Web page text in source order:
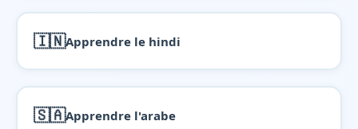
🇮🇳Apprendre le hindi
🇸🇦Apprendre l'arabe